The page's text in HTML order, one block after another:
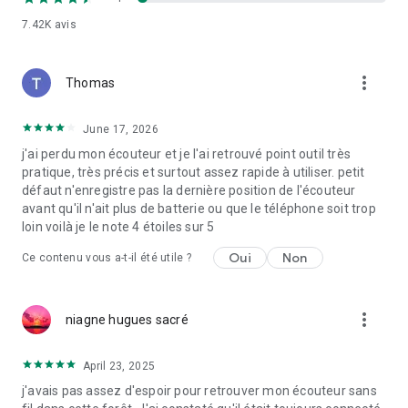
associée, ni autorisée, ni approuvée, ni officiellement liée de
7.42K avis
Thomas more_vert
June 17, 2026
j'ai perdu mon écouteur et je l'ai retrouvé point outil très
pratique, très précis et surtout assez rapide à utiliser. petit
défaut n'enregistre pas la dernière position de l'écouteur
avant qu'il n'ait plus de batterie ou que le téléphone soit trop
loin voilà je le note 4 étoiles sur 5
Ce contenu vous a-t-il été utile ? Oui Non
niagne hugues sacré more_vert
April 23, 2025
j'avais pas assez d'espoir pour retrouver mon écouteur sans